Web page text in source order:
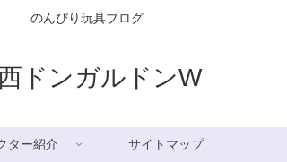
のんびり玩具ブログ
ドンガルドンW
ター紹介 サイトマップ